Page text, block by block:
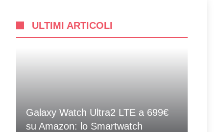
ULTIMI ARTICOLI
Galaxy Watch Ultra2 LTE a 699€
su Amazon: lo Smartwatch